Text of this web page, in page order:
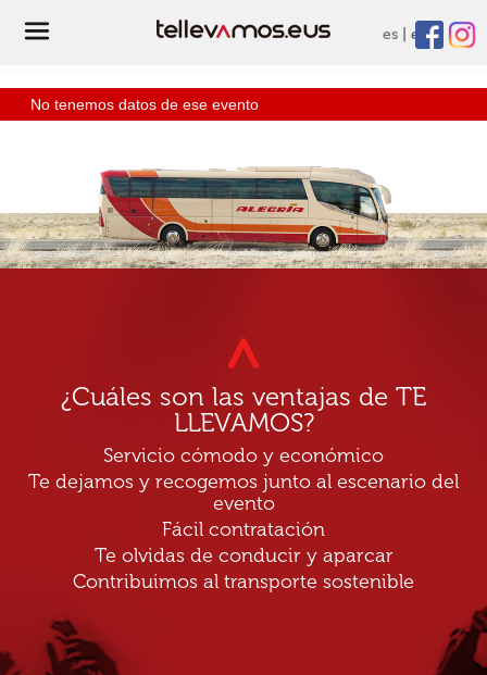
es eu
No tenemos datos de ese evento
¿Cuáles son las ventajas de TE
LLEVAMOS?
Servicio cómodo y económico
Te dejamos y recogemos junto al escenario del
evento
Fácil contratación
Te olvidas de conducir y aparcar
Contribuimos al transporte sostenible